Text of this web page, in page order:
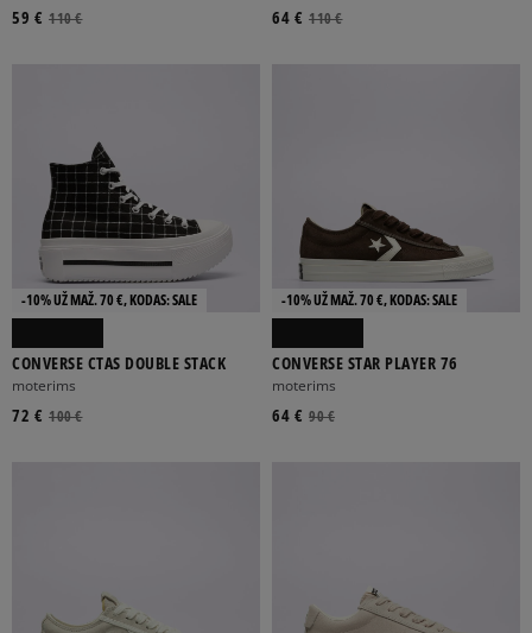
110 €
59 €
110 €
64 €
-10% UŽ MAŽ. 70 €, KODAS: SALE
CONVERSE CTAS DOUBLE STACK
moterims
100 €
72 €
-10% UŽ MAŽ. 70 €, KODAS: SALE
CONVERSE STAR PLAYER 76
moterims
90 €
64 €